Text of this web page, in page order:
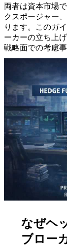
両者は資本市場
クスポージャー
ります。このガ
ーカーの立ち上
戦略面での考慮
なぜヘ
ブロー